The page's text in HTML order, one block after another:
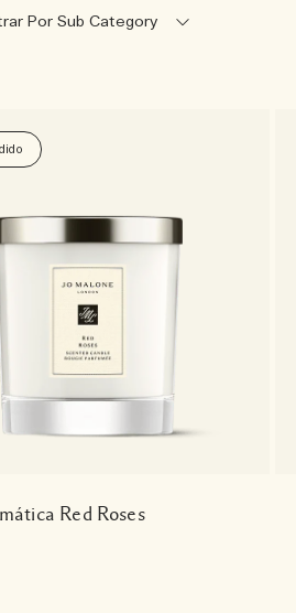
Filtrar Por Sub Category
Red Roses